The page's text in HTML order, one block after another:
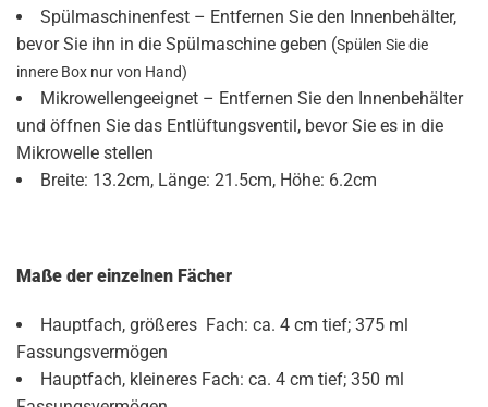
Spülmaschinenfest – Entfernen Sie den Innenbehälter,
bevor Sie ihn in die Spülmaschine geben (Spülen Sie die
innere Box nur von Hand)
Mikrowellengeeignet – Entfernen Sie den Innenbehälter
und öffnen Sie das Entlüftungsventil, bevor Sie es in die
Mikrowelle stellen
Breite: 13.2cm, Länge: 21.5cm, Höhe: 6.2cm
Maße der einzelnen Fächer
Hauptfach, größeres Fach: ca. 4 cm tief; 375 ml
Fassungsvermögen
Hauptfach, kleineres Fach: ca. 4 cm tief; 350 ml